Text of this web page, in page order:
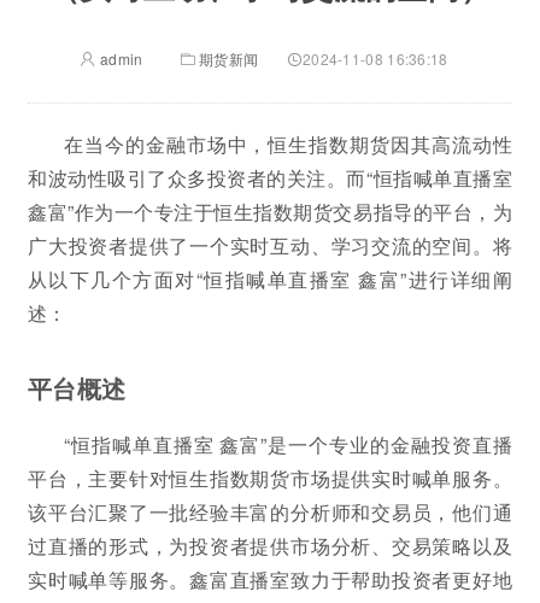
admin 期货新闻 2024-11-08 16:36:18
在当今的金融市场中，恒生指数期货因其高流动性
和波动性吸引了众多投资者的关注。而“恒指喊单直播室
鑫富”作为一个专注于恒生指数期货交易指导的平台，为
广大投资者提供了一个实时互动、学习交流的空间。将
从以下几个方面对“恒指喊单直播室 鑫富”进行详细阐
述：
平台概述
“恒指喊单直播室 鑫富”是一个专业的金融投资直播
平台，主要针对恒生指数期货市场提供实时喊单服务。
该平台汇聚了一批经验丰富的分析师和交易员，他们通
过直播的形式，为投资者提供市场分析、交易策略以及
实时喊单等服务。鑫富直播室致力于帮助投资者更好地